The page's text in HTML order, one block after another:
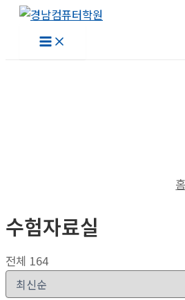
Main
Menu
홈
수험자료실
전체 164